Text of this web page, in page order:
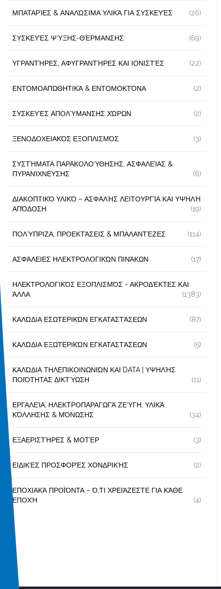
ΜΠΑΤΑΡΊΕΣ & ΑΝΑΛΏΣΙΜΑ ΥΛΙΚΆ ΓΙΑ ΣΥΣΚΕΥΈΣ (26)
ΣΥΣΚΕΥΈΣ ΨΎΞΗΣ-ΘΈΡΜΑΝΣΗΣ (69)
ΥΓΡΑΝΤΉΡΕΣ, ΑΦΥΓΡΑΝΤΉΡΕΣ ΚΑΙ ΙΟΝΙΣΤΈΣ (22)
ΕΝΤΟΜΟΑΠΩΘΗΤΙΚΆ & ΕΝΤΟΜΟΚΤΌΝΑ (2)
ΣΥΣΚΕΥΈΣ ΑΠΟΛΎΜΑΝΣΗΣ ΧΏΡΩΝ (2)
ΞΕΝΟΔΟΧΕΙΑΚΌΣ ΕΞΟΠΛΙΣΜΌΣ (3)
ΣΥΣΤΉΜΑΤΑ ΠΑΡΑΚΟΛΟΎΘΗΣΗΣ, ΑΣΦΑΛΕΊΑΣ &
ΠΥΡΑΝΊΧΝΕΥΣΗΣ
(6)
ΔΙΑΚΟΠΤΙΚΌ ΥΛΙΚΌ – ΑΣΦΑΛΉΣ ΛΕΙΤΟΥΡΓΊΑ ΚΑΙ ΥΨΗΛΉ
ΑΠΌΔΟΣΗ
(19)
ΠΟΛΎΠΡΙΖΑ, ΠΡΟΕΚΤΆΣΕΙΣ & ΜΠΑΛΑΝΤΈΖΕΣ (114)
ΑΣΦΆΛΕΙΕΣ ΗΛΕΚΤΡΟΛΟΓΙΚΏΝ ΠΙΝΆΚΩΝ (17)
ΗΛΕΚΤΡΟΛΟΓΙΚΌΣ ΕΞΟΠΛΙΣΜΌΣ - ΑΚΡΟΔΈΚΤΕΣ ΚΑΙ
ΆΛΛΑ
(1383)
ΚΑΛΏΔΙΑ ΕΣΩΤΕΡΙΚΏΝ ΕΓΚΑΤΑΣΤΆΣΕΩΝ (87)
ΚΑΛΏΔΙΑ ΕΞΩΤΕΡΙΚΏΝ ΕΓΚΑΤΑΣΤΆΣΕΩΝ (5)
ΚΑΛΏΔΙΑ ΤΗΛΕΠΙΚΟΙΝΩΝΙΏΝ ΚΑΙ DATA | ΥΨΗΛΉΣ
ΠΟΙΌΤΗΤΑΣ ΔΙΚΤΎΩΣΗ
(11)
ΕΡΓΑΛΕΊΑ, ΗΛΕΚΤΡΟΠΑΡΑΓΩΓΆ ΖΕΎΓΗ, ΥΛΙΚΆ
ΚΌΛΛΗΣΗΣ & ΜΌΝΩΣΗΣ
(34)
ΕΞΑΕΡΙΣΤΉΡΕΣ & ΜΟΤΈΡ (3)
ΕΙΔΙΚΈΣ ΠΡΟΣΦΟΡΈΣ ΧΟΝΔΡΙΚΉΣ (2)
ΕΠΟΧΙΑΚΆ ΠΡΟΪΌΝΤΑ – Ό,ΤΙ ΧΡΕΙΆΖΕΣΤΕ ΓΙΑ ΚΆΘΕ
ΕΠΟΧΉ
(4)